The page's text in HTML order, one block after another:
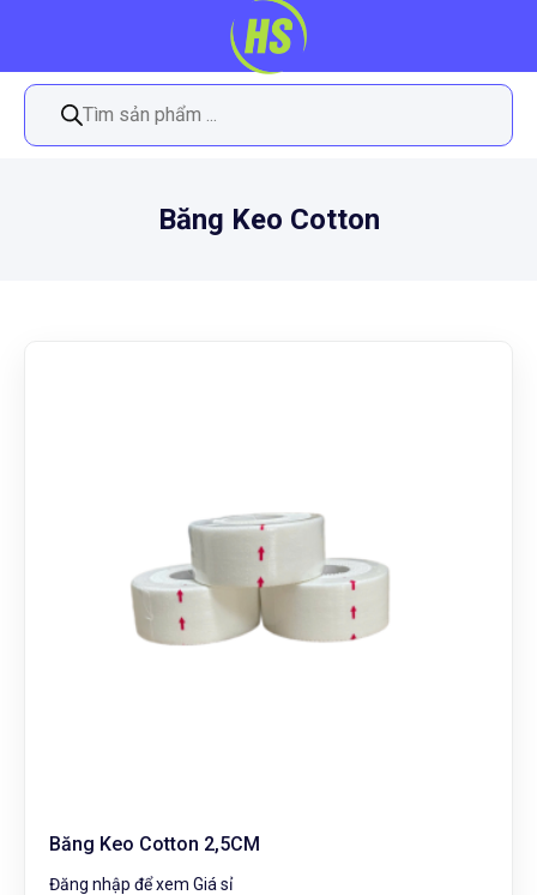
Tìm
phẩm
Băng Keo Cotton
Băng Keo Cotton 2,5CM
Đăng nhập để xem Giá sỉ